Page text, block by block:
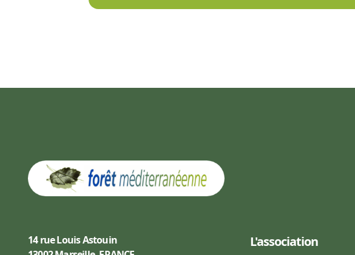
14 rue Louis Astouin
L'association